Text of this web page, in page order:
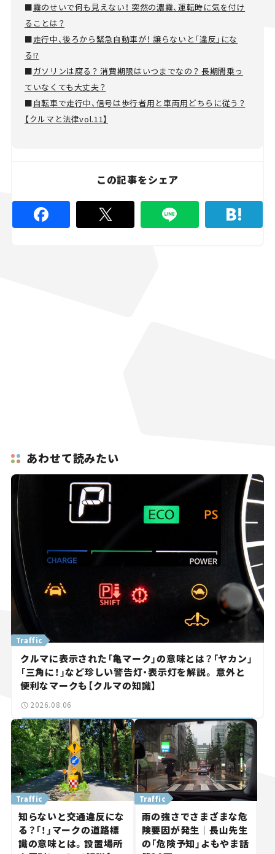
■霧のせいで何も見えない！ 突然の濃霧、運転時に気を付け
ることは？
■走行中、後ろから緊急自動車が！ 譲らないと「違反」にな
る!?
■ガソリンは腐る？ 消費期限はいつまでなの？ 長期間乗っ
ていなくても大丈夫？
■自転車で走行中、信号は歩行者用と車両用どちらに従う？
【クルマと法律vol.11】
この記事をシェア
あわせて読みたい
Traffic
クルマに表示された「亀マーク」の意味とは？「ヤカン」
「三角に！」など珍しい警告灯・表示灯を解説。 意外と
便利なマークも【クルマの知識】
2026.08.06
Traffic
知らないと交通違反にな
る？「！」マークの道路標
識の意味とは。設置場所
Traffic
雨の強さでさまざまな危
険要因が発生｜長山先生
の「危険予知」よもやま話